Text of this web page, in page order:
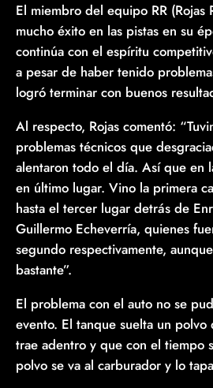
El miembro del equipo RR (Rojas
mucho éxito en las pistas en su
continúa con el espíritu
a pesar de haber tenido
logró terminar con buenos
Al respecto, Rojas comentó:
problemas técnicos que
alentaron todo el día. Así que en
en último lugar. Vino la primera
hasta el tercer lugar detrás de
Guillermo Echeverría, quienes
segundo respectivamente,
bastante”.
El problema con el auto no se
evento. El tanque suelta un polvo
trae adentro y que con el tiempo
polvo se va al carburador y lo